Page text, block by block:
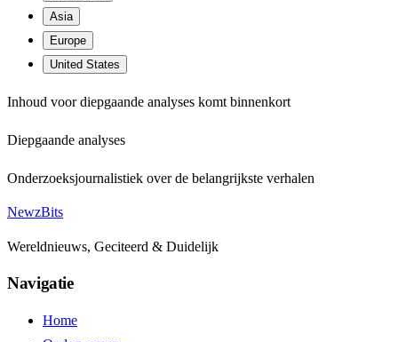
Asia
Europe
United States
Inhoud voor diepgaande analyses komt binnenkort
Diepgaande analyses
Onderzoeksjournalistiek over de belangrijkste verhalen
NewzBits
Wereldnieuws, Geciteerd & Duidelijk
Navigatie
Home